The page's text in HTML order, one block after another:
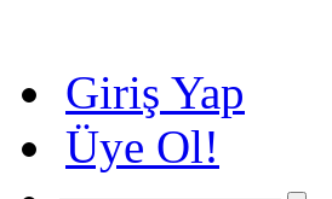
Giriş Yap
Üye Ol!